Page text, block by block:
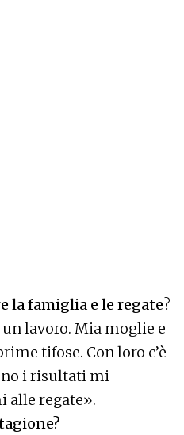
la famiglia e le regate?
lavoro. Mia moglie e
tifose. Con loro c’è
i risultati mi
alle regate».